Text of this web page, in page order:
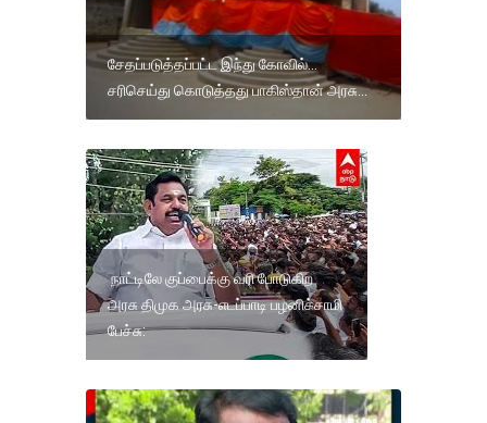
சேதப்படுத்தப்பட்ட இந்து கோவில்...
சரிசெய்து கொடுத்தது பாகிஸ்தான் அரசு...
நாட்டிலே குப்பைக்கு வரி போடுகிற
அரசு திமுக அரசு-எடப்பாடி பழனிச்சாமி
பேச்சு: